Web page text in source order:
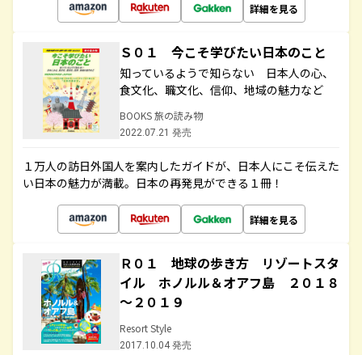
詳細を見る
Ｓ０１ 今こそ学びたい日本のこと
知っているようで知らない 日本人の心、
食文化、職文化、信仰、地域の魅力など
BOOKS 旅の読み物
2022.07.21 発売
１万人の訪日外国人を案内したガイドが、日本人にこそ伝えた
い日本の魅力が満載。日本の再発見ができる１冊！
詳細を見る
Ｒ０１ 地球の歩き方 リゾートスタ
イル ホノルル＆オアフ島 ２０１８
～２０１９
Resort Style
2017.10.04 発売